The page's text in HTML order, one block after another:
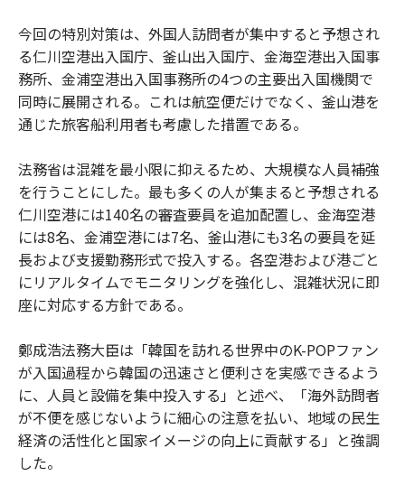
今回の特別対策は、外国人訪問者が集中すると予想され
る仁川空港出入国庁、釜山出入国庁、金海空港出入国事
務所、金浦空港出入国事務所の4つの主要出入国機関で
同時に展開される。これは航空便だけでなく、釜山港を
通じた旅客船利用者も考慮した措置である。
法務省は混雑を最小限に抑えるため、大規模な人員補強
を行うことにした。最も多くの人が集まると予想される
仁川空港には140名の審査要員を追加配置し、金海空港
には8名、金浦空港には7名、釜山港にも3名の要員を延
長および支援勤務形式で投入する。各空港および港ごと
にリアルタイムでモニタリングを強化し、混雑状況に即
座に対応する方針である。
鄭成浩法務大臣は「韓国を訪れる世界中のK-POPファン
が入国過程から韓国の迅速さと便利さを実感できるよう
に、人員と設備を集中投入する」と述べ、「海外訪問者
が不便を感じないように細心の注意を払い、地域の民生
経済の活性化と国家イメージの向上に貢献する」と強調
した。